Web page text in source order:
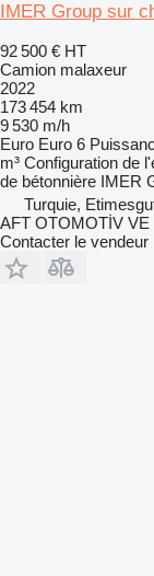
IMER Group sur
92 500 € HT
Camion malaxeur
2022
173 454 km
9 530 m/h
Euro Euro 6
m³ Configuration de
de bétonnière IMER
Turquie,
AFT OTOMOTİV VE
Contacter le vendeur